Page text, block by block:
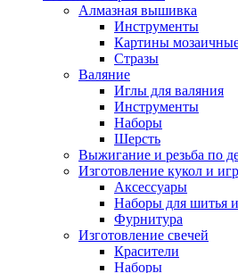
Алмазная вышивка
Инструменты
Картины
Стразы
Валяние
Иглы для валяния
Инструменты
Наборы
Шерсть
Выжигание и резьба по
Изготовление кукол и
Аксессуары
Наборы для шитья
Фурнитура
Изготовление свечей
Красители
Наборы